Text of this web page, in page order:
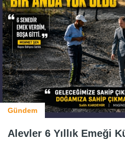
Gündem
Alevler 6 Yıllık Emeği